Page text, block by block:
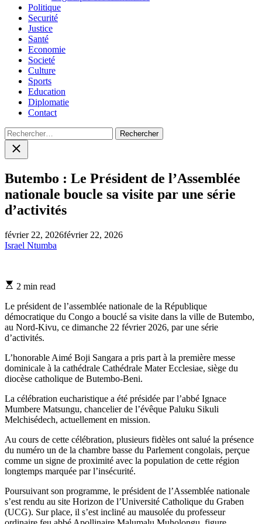
Politique
Securité
Justice
Santé
Economie
Societé
Culture
Sports
Education
Diplomatie
Contact
Rechercher :
Close
search
Butembo : Le Président de l’Assemblée
nationale boucle sa visite par une série
d’activités
février 22, 2026février 22, 2026
Israel Ntumba
Estimated
time
2 min read
Le président de l’assemblée nationale de la République
démocratique du Congo a bouclé sa visite dans la ville de Butembo,
au Nord-Kivu, ce dimanche 22 février 2026, par une série
d’activités.
L’honorable Aimé Boji Sangara a pris part à la première messe
dominicale à la cathédrale Cathédrale Mater Ecclesiae, siège du
diocèse catholique de Butembo-Beni.
La célébration eucharistique a été présidée par l’abbé Ignace
Mumbere Matsungu, chancelier de l’évêque Paluku Sikuli
Melchisédech, actuellement en mission.
Au cours de cette célébration, plusieurs fidèles ont salué la présence
du numéro un de la chambre basse du Parlement congolais, perçue
comme un signe de proximité avec la population de cette région
longtemps marquée par l’insécurité.
Poursuivant son programme, le président de l’Assemblée nationale
s’est rendu au site Horizon de l’Université Catholique du Graben
(UCG). Sur place, il s’est incliné au mausolée du professeur